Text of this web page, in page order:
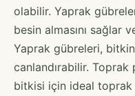
olabilir. Yaprak
besin almasını sağlar
Yaprak gübreleri,
canlandırabilir. Toprak
bitkisi için ideal toprak